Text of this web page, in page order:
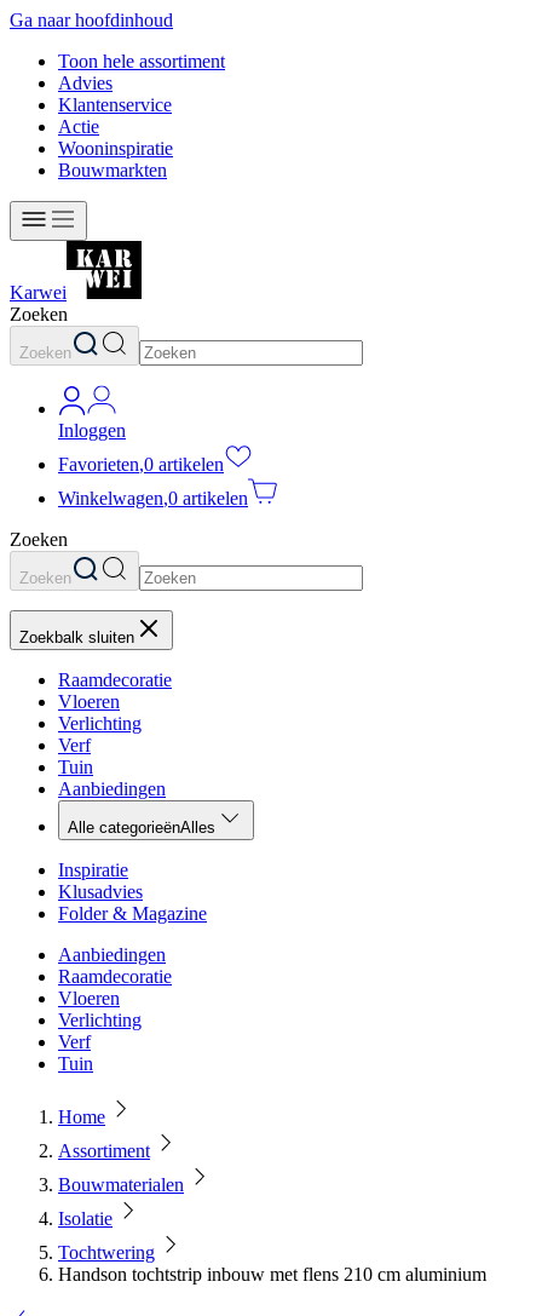
Ga naar hoofdinhoud
Toon hele assortiment
Advies
Klantenservice
Actie
Wooninspiratie
Bouwmarkten
Karwei
Zoeken
Zoeken
Inloggen
Favorieten,0 artikelen
Winkelwagen,0 artikelen
Zoeken
Zoeken
Zoekbalk sluiten
Raamdecoratie
Vloeren
Verlichting
Verf
Tuin
Aanbiedingen
Alle categorieënAlles
Inspiratie
Klusadvies
Folder & Magazine
Aanbiedingen
Raamdecoratie
Vloeren
Verlichting
Verf
Tuin
Home
Assortiment
Bouwmaterialen
Isolatie
Tochtwering
Handson tochtstrip inbouw met flens 210 cm aluminium